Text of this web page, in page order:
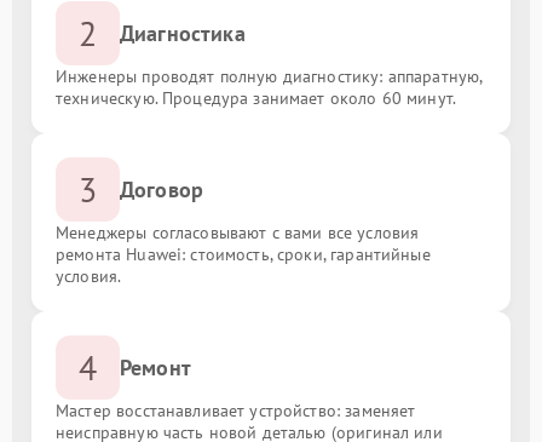
2 Диагностика
Инженеры проводят полную диагностику: аппаратную,
техническую. Процедура занимает около 60 минут.
3 Договор
Менеджеры согласовывают с вами все условия
ремонта Huawei: стоимость, сроки, гарантийные
условия.
4 Ремонт
Мастер восстанавливает устройство: заменяет
неисправную часть новой деталью (оригинал или